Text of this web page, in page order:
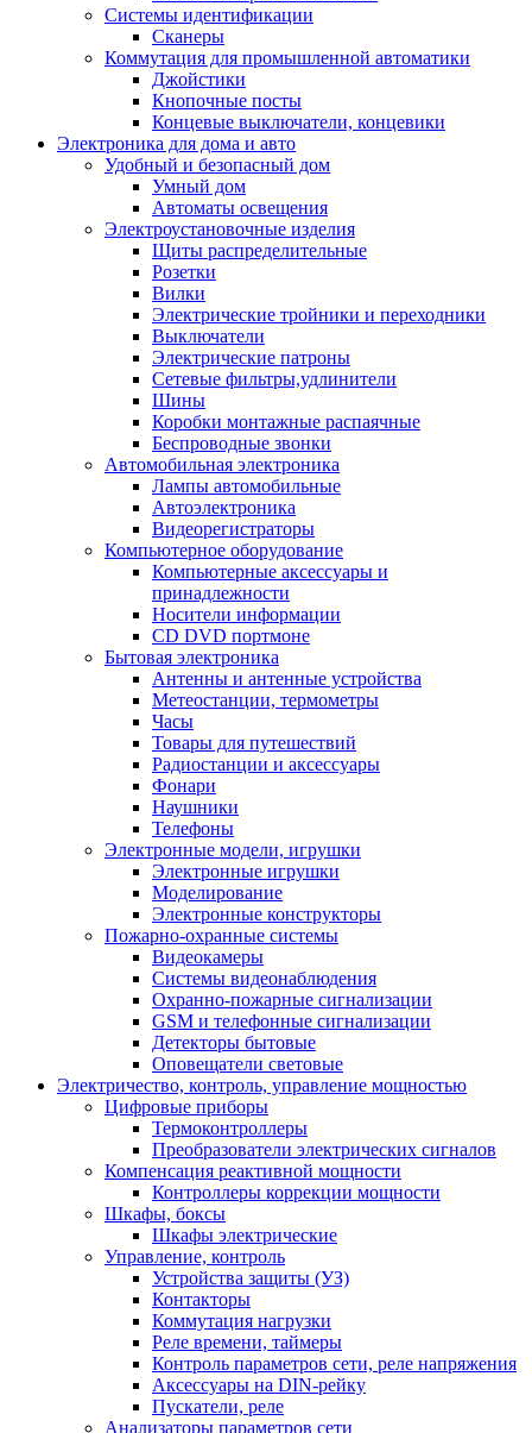
Системы идентификации
Сканеры
Коммутация для промышленной автоматики
Джойстики
Кнопочные посты
Концевые выключатели, концевики
Электроника для дома и авто
Удобный и безопасный дом
Умный дом
Автоматы освещения
Электроустановочные изделия
Щиты распределительные
Розетки
Вилки
Электрические тройники и переходники
Выключатели
Электрические патроны
Сетевые фильтры,удлинители
Шины
Коробки монтажные распаячные
Беспроводные звонки
Автомобильная электроника
Лампы автомобильные
Автоэлектроника
Видеорегистраторы
Компьютерное оборудование
Компьютерные аксессуары и
принадлежности
Носители информации
CD DVD портмоне
Бытовая электроника
Антенны и антенные устройства
Метеостанции, термометры
Часы
Товары для путешествий
Радиостанции и аксессуары
Фонари
Наушники
Телефоны
Электронные модели, игрушки
Электронные игрушки
Моделирование
Электронные конструкторы
Пожарно-охранные системы
Видеокамеры
Системы видеонаблюдения
Охранно-пожарные сигнализации
GSM и телефонные сигнализации
Детекторы бытовые
Оповещатели световые
Электричество, контроль, управление мощностью
Цифровые приборы
Термоконтроллеры
Преобразователи электрических сигналов
Компенсация реактивной мощности
Контроллеры коррекции мощности
Шкафы, боксы
Шкафы электрические
Управление, контроль
Устройства защиты (УЗ)
Контакторы
Коммутация нагрузки
Реле времени, таймеры
Контроль параметров сети, реле напряжения
Аксессуары на DIN-рейку
Пускатели, реле
Анализаторы параметров сети